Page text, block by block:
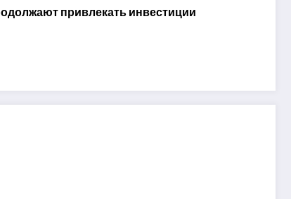
привлекать инвестиции